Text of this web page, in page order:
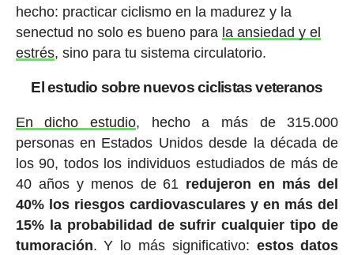
hecho: practicar ciclismo en la madurez y la
senectud no solo es bueno para la ansiedad y el
estrés, sino para tu sistema circulatorio.
El estudio sobre nuevos ciclistas veteranos
En dicho estudio, hecho a más de 315.000
personas en Estados Unidos desde la década de
los 90, todos los individuos estudiados de más de
40 años y menos de 61 redujeron en más del
40% los riesgos cardiovasculares y en más del
15% la probabilidad de sufrir cualquier tipo de
tumoración. Y lo más significativo: estos datos